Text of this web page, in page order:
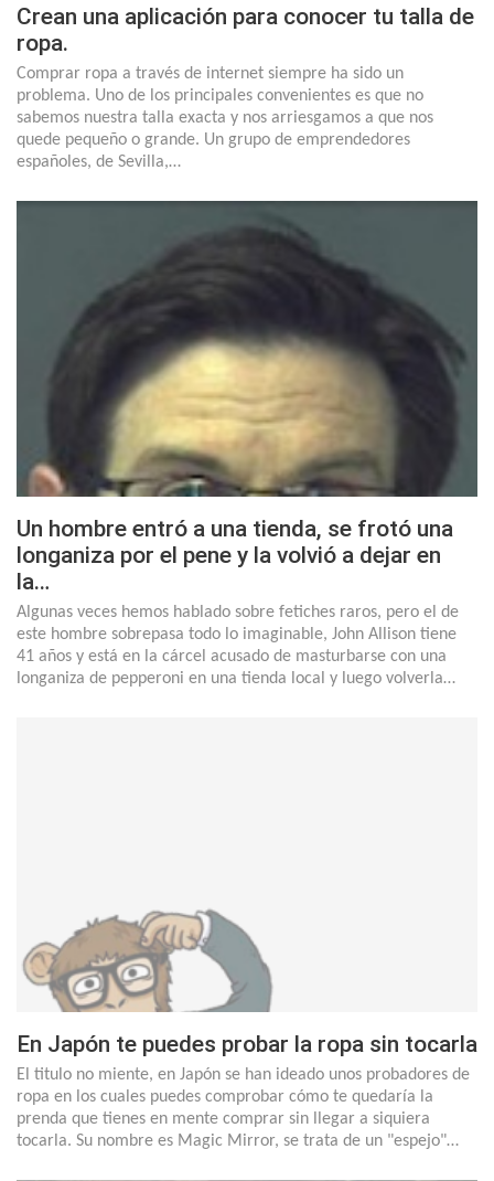
Crean una aplicación para conocer tu talla de
ropa.
Comprar ropa a través de internet siempre ha sido un
problema. Uno de los principales convenientes es que no
sabemos nuestra talla exacta y nos arriesgamos a que nos
quede pequeño o grande. Un grupo de emprendedores
españoles, de Sevilla,…
Un hombre entró a una tienda, se frotó una
longaniza por el pene y la volvió a dejar en
la…
Algunas veces hemos hablado sobre fetiches raros, pero el de
este hombre sobrepasa todo lo imaginable, John Allison tiene
41 años y está en la cárcel acusado de masturbarse con una
longaniza de pepperoni en una tienda local y luego volverla…
En Japón te puedes probar la ropa sin tocarla
El titulo no miente, en Japón se han ideado unos probadores de
ropa en los cuales puedes comprobar cómo te quedaría la
prenda que tienes en mente comprar sin llegar a siquiera
tocarla. Su nombre es Magic Mirror, se trata de un "espejo"…